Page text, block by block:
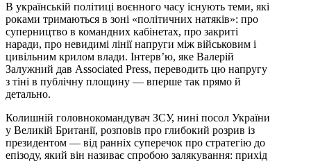
В українській політиці воєнного часу існують теми, які
роками тримаються в зоні «політичних натяків»: про
суперництво в командних кабінетах, про закриті
наради, про невидимі лінії напруги між військовим і
цивільним крилом влади. Інтерв’ю, яке Валерій
Залужний дав Associated Press, переводить цю напругу
з тіні в публічну площину — вперше так прямо й
детально.
Колишній головнокомандувач ЗСУ, нині посол України
у Великій Британії, розповів про глибокий розрив із
президентом — від ранніх суперечок про стратегію до
епізоду, який він називає спробою залякування: прихід